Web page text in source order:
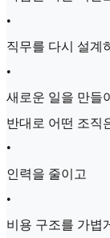
•
직무를 다시 설계
•
새로운 일을 만들
반대로 어떤 조직
•
인력을 줄이고
•
비용 구조를 가볍